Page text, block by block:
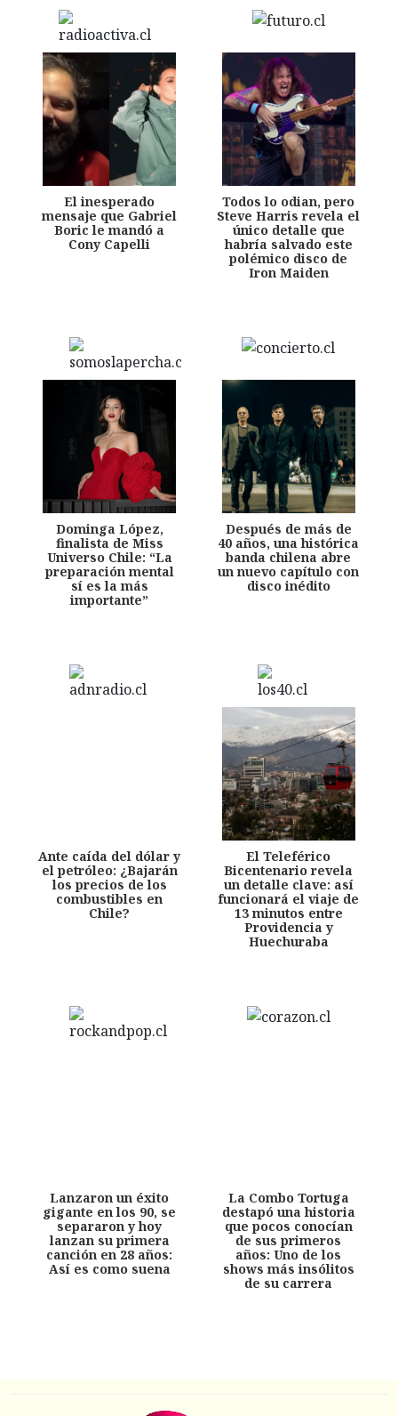
El inesperado
mensaje que Gabriel
Boric le mandó a
Cony Capelli
Todos lo odian, pero
Steve Harris revela el
único detalle que
habría salvado este
polémico disco de
Iron Maiden
Dominga López,
finalista de Miss
Universo Chile: “La
preparación mental
sí es la más
importante”
Después de más de
40 años, una histórica
banda chilena abre
un nuevo capítulo con
disco inédito
Ante caída del dólar y
el petróleo: ¿Bajarán
los precios de los
combustibles en
Chile?
El Teleférico
Bicentenario revela
un detalle clave: así
funcionará el viaje de
13 minutos entre
Providencia y
Huechuraba
Lanzaron un éxito
gigante en los 90, se
separaron y hoy
lanzan su primera
canción en 28 años:
Así es como suena
La Combo Tortuga
destapó una historia
que pocos conocían
de sus primeros
años: Uno de los
shows más insólitos
de su carrera